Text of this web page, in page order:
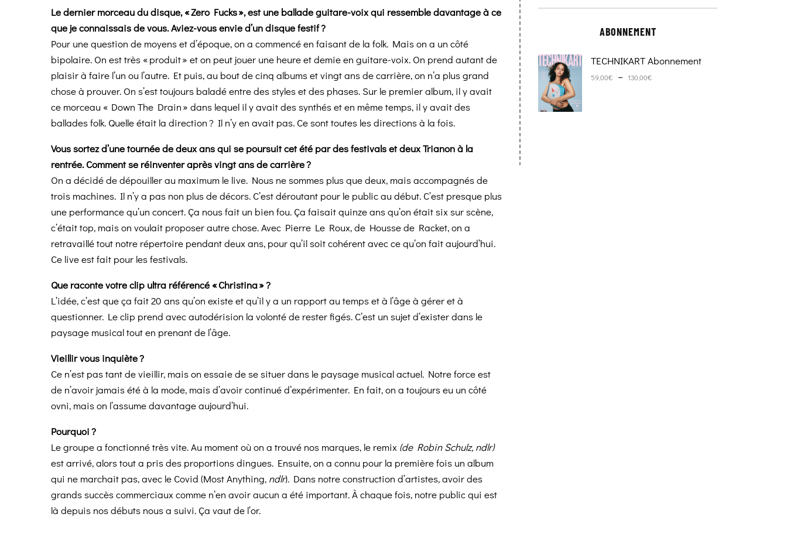
Le dernier morceau du disque, « Zero Fucks », est une ballade guitare-voix qui ressemble davantage à ce
que je connaissais de vous. Aviez-vous envie d’un disque festif ?
Pour une question de moyens et d’époque, on a commencé en faisant de la folk. Mais on a un côté
bipolaire. On est très « produit » et on peut jouer une heure et demie en guitare-voix. On prend autant de
plaisir à faire l’un ou l’autre. Et puis, au bout de cinq albums et vingt ans de carrière, on n’a plus grand
chose à prouver. On s’est toujours baladé entre des styles et des phases. Sur le premier album, il y avait
ce morceau « Down The Drain » dans lequel il y avait des synthés et en même temps, il y avait des
ballades folk. Quelle était la direction ? Il n’y en avait pas. Ce sont toutes les directions à la fois.
Vous sortez d’une tournée de deux ans qui se poursuit cet été par des festivals et deux Trianon à la
rentrée. Comment se réinventer après vingt ans de carrière ?
On a décidé de dépouiller au maximum le live. Nous ne sommes plus que deux, mais accompagnés de
trois machines. Il n’y a pas non plus de décors. C’est déroutant pour le public au début. C’est presque plus
une performance qu’un concert. Ça nous fait un bien fou. Ça faisait quinze ans qu’on était six sur scène,
c’était top, mais on voulait proposer autre chose. Avec Pierre Le Roux, de Housse de Racket, on a
retravaillé tout notre répertoire pendant deux ans, pour qu’il soit cohérent avec ce qu’on fait aujourd’hui.
Ce live est fait pour les festivals.
Que raconte votre clip ultra référencé « Christina » ?
L’idée, c’est que ça fait 20 ans qu’on existe et qu’il y a un rapport au temps et à l’âge à gérer et à
questionner. Le clip prend avec autodérision la volonté de rester figés. C’est un sujet d’exister dans le
paysage musical tout en prenant de l’âge.
Vieillir vous inquiète ?
Ce n’est pas tant de vieillir, mais on essaie de se situer dans le paysage musical actuel. Notre force est
de n’avoir jamais été à la mode, mais d’avoir continué d’expérimenter. En fait, on a toujours eu un côté
ovni, mais on l’assume davantage aujourd’hui.
Pourquoi ?
Le groupe a fonctionné très vite. Au moment où on a trouvé nos marques, le remix (de Robin Schulz, ndlr)
est arrivé, alors tout a pris des proportions dingues. Ensuite, on a connu pour la première fois un album
qui ne marchait pas, avec le Covid (Most Anything, ndlr). Dans notre construction d’artistes, avoir des
grands succès commerciaux comme n’en avoir aucun a été important. À chaque fois, notre public qui est
là depuis nos débuts nous a suivi. Ça vaut de l’or.
ABONNEMENT
TECHNIKART Abonnement
59,00€ – 130,00€